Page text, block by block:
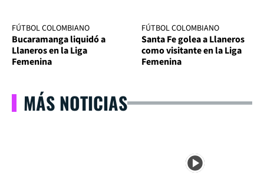
FÚTBOL COLOMBIANO
Bucaramanga liquidó a
Llaneros en la Liga
Femenina
FÚTBOL COLOMBIANO
Santa Fe golea a Llaneros
como visitante en la Liga
Femenina
MÁS NOTICIAS